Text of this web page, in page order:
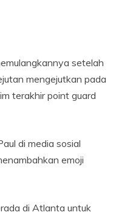
setelah
mengejutkan pada
terakhir point guard
di media sosial
emoji
di Atlanta untuk